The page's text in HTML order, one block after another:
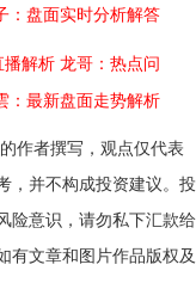
：盘面实时分析解答
播解析 龙哥：热点问
：最新盘面走势解析
作者撰写，观点仅代表
，并不构成投资建议。投
险意识，请勿私下汇款给
有文章和图片作品版权及